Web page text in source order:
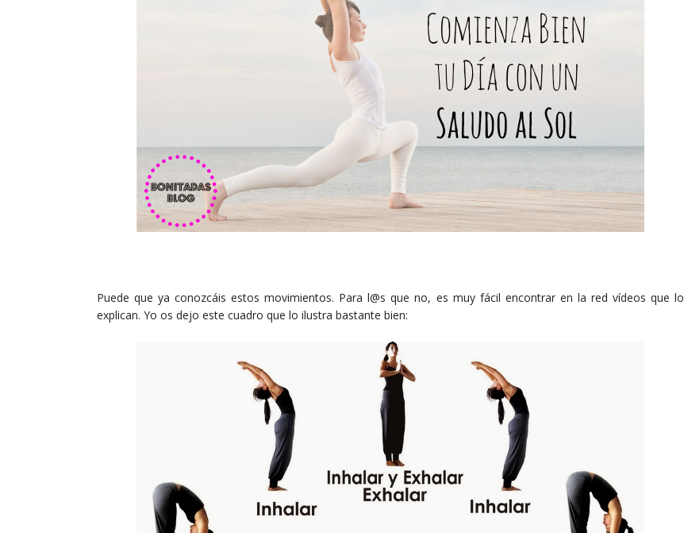
Puede que ya conozcáis estos movimientos. Para l@s que no, es muy fácil encontrar en la red vídeos que lo
explican. Yo os dejo este cuadro que lo ilustra bastante bien: